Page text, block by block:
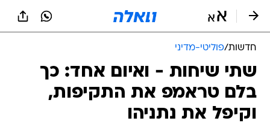
חדשות/פוליטי-מדיני
שתי שיחות - ואיום אחד: כך
בלם טראמפ את התקיפות,
וקיפל את נתניהו